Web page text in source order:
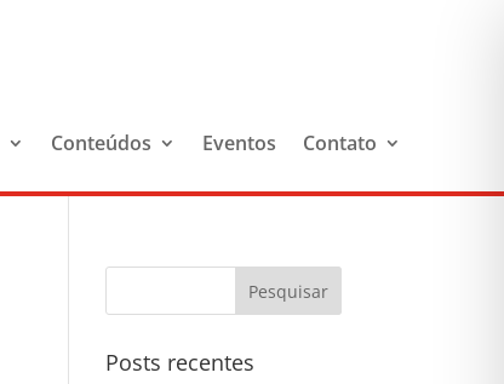
Conteúdos Eventos Contato
Posts recentes